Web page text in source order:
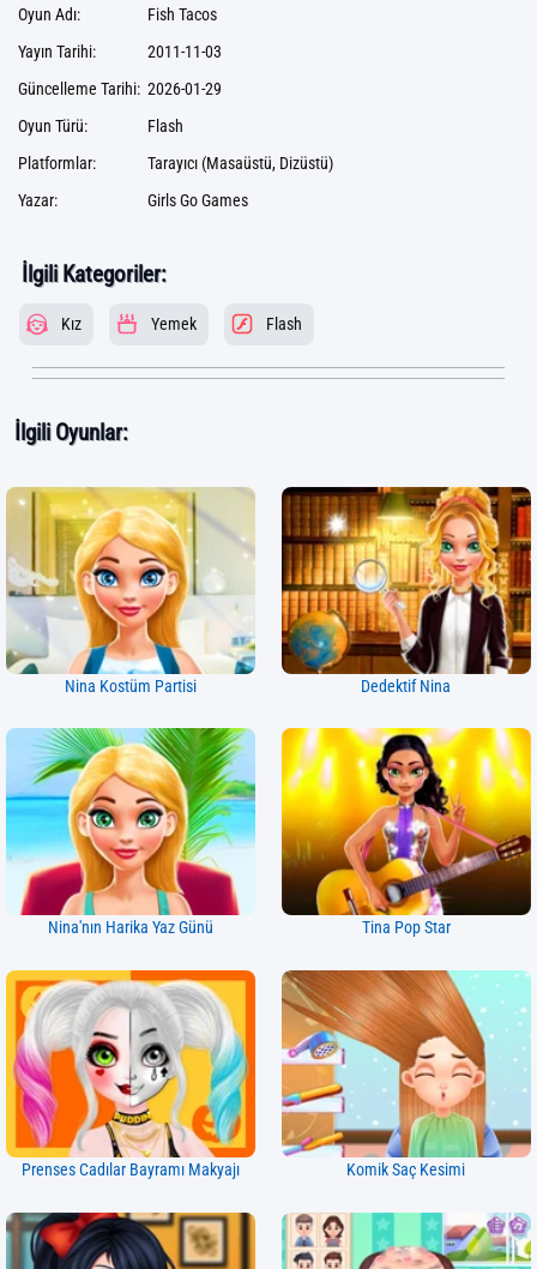
Oyun Adı:
Fish Tacos
Yayın Tarihi:
2011-11-03
Güncelleme Tarihi: 2026-01-29
Oyun Türü:
Flash
Platformlar:
Tarayıcı (Masaüstü, Dizüstü)
Yazar:
Girls Go Games
İlgili Kategoriler:
Kız Yemek Flash
İlgili Oyunlar:
Nina Kostüm Partisi Dedektif Nina
Nina'nın Harika Yaz Günü Tina Pop Star
Prenses Cadılar Bayramı Makyajı Komik Saç Kesimi